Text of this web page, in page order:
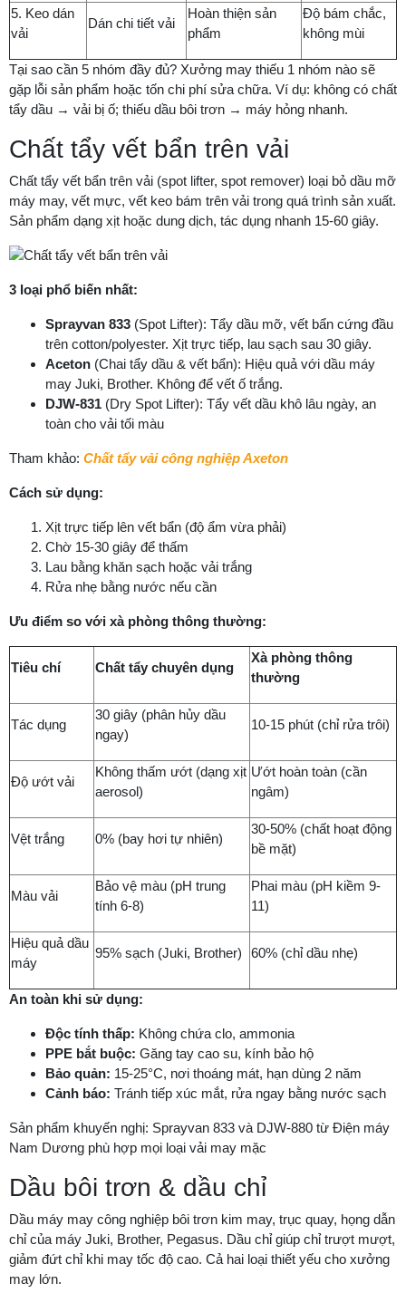
5. Keo dán
vải
Dán chi tiết vải
Hoàn thiện sản
phẩm
Độ bám chắc,
không mùi
Tại sao cần 5 nhóm đầy đủ? Xưởng may thiếu 1 nhóm nào sẽ
gặp lỗi sản phẩm hoặc tốn chi phí sửa chữa. Ví dụ: không có chất
tẩy dầu → vải bị ố; thiếu dầu bôi trơn → máy hỏng nhanh.
Chất tẩy vết bẩn trên vải
Chất tẩy vết bẩn trên vải (spot lifter, spot remover) loại bỏ dầu mỡ
máy may, vết mực, vết keo bám trên vải trong quá trình sản xuất.
Sản phẩm dạng xịt hoặc dung dịch, tác dụng nhanh 15-60 giây.
3 loại phổ biến nhất:
Sprayvan 833 (Spot Lifter): Tẩy dầu mỡ, vết bẩn cứng đầu
trên cotton/polyester. Xịt trực tiếp, lau sạch sau 30 giây.
Aceton (Chai tẩy dầu & vết bẩn): Hiệu quả với dầu máy
may Juki, Brother. Không để vết ố trắng.
DJW-831 (Dry Spot Lifter): Tẩy vết dầu khô lâu ngày, an
toàn cho vải tối màu
Tham khảo: Chất tẩy vải công nghiệp Axeton
Cách sử dụng:
Xịt trực tiếp lên vết bẩn (độ ẩm vừa phải)
Chờ 15-30 giây để thấm
Lau bằng khăn sạch hoặc vải trắng
Rửa nhẹ bằng nước nếu cần
Ưu điểm so với xà phòng thông thường:
Tiêu chí Chất tẩy chuyên dụng
Xà phòng thông
thường
Tác dụng
30 giây (phân hủy dầu
ngay)
10-15 phút (chỉ rửa trôi)
Độ ướt vải
Không thấm ướt (dạng xịt
aerosol)
Ướt hoàn toàn (cần
ngâm)
Vệt trắng 0% (bay hơi tự nhiên)
30-50% (chất hoạt động
bề mặt)
Màu vải
Bảo vệ màu (pH trung
tính 6-8)
Phai màu (pH kiềm 9-
11)
Hiệu quả dầu
máy
95% sạch (Juki, Brother) 60% (chỉ dầu nhẹ)
An toàn khi sử dụng:
Độc tính thấp: Không chứa clo, ammonia
PPE bắt buộc: Găng tay cao su, kính bảo hộ
Bảo quản: 15-25°C, nơi thoáng mát, hạn dùng 2 năm
Cảnh báo: Tránh tiếp xúc mắt, rửa ngay bằng nước sạch
Sản phẩm khuyến nghị: Sprayvan 833 và DJW-880 từ Điện máy
Nam Dương phù hợp mọi loại vải may mặc
Dầu bôi trơn & dầu chỉ
Dầu máy may công nghiệp bôi trơn kim may, trục quay, họng dẫn
chỉ của máy Juki, Brother, Pegasus. Dầu chỉ giúp chỉ trượt mượt,
giảm đứt chỉ khi may tốc độ cao. Cả hai loại thiết yếu cho xưởng
may lớn.